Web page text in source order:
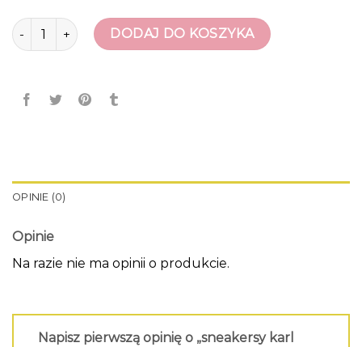
ilość sneakersy karl lagerfeldDODAJ DO KOSZYKA
OPINIE (0)
Opinie
Na razie nie ma opinii o produkcie.
Napisz pierwszą opinię o „sneakersy karl